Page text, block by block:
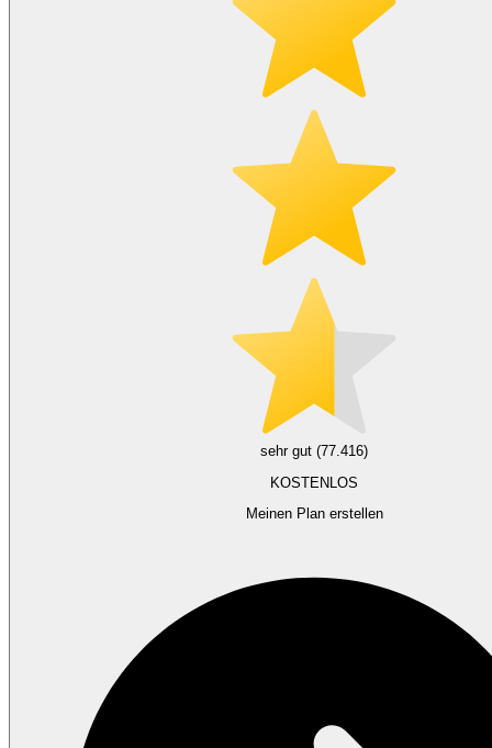
sehr gut (77.416)
KOSTENLOS
Meinen Plan erstellen